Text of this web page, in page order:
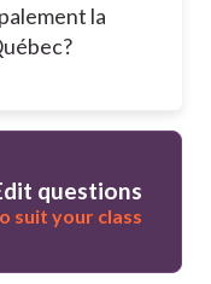
la
questions
suit your class